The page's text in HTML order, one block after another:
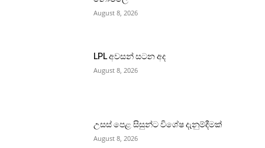
August 8, 2026
LPL අවසන් සටන අද
August 8, 2026
උසස් පෙළ සිසුන්ට විශේෂ දැනුම්දීමක්
August 8, 2026